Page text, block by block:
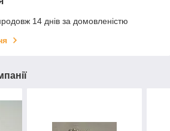
14 днів за домовленістю